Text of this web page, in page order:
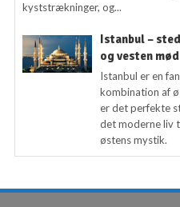
kyststrækninger, og...
Istanbul –
og vesten
Istanbul er en
kombination af
er det perfekte
det moderne liv
østens mystik.